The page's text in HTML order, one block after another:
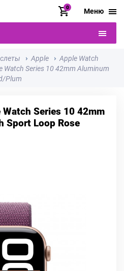
0 Меню
Apple
Apple Watch
Series 10 42mm Aluminum
Plum
Series 10 42mm
Sport Loop Rose